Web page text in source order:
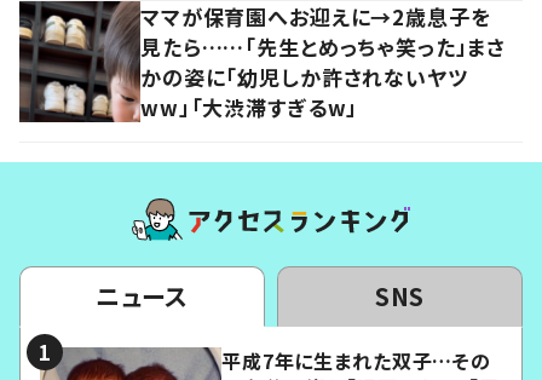
ママが保育園へお迎えに→2歳息子を
見たら……「先生とめっちゃ笑った」まさ
かの姿に「幼児しか許されないヤツ
ww」「大渋滞すぎるw」
ニュース SNS
平成7年に生まれた双子…その